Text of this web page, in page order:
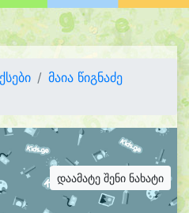
მაია წიგნაძე
დაამატე შენი ნახატი